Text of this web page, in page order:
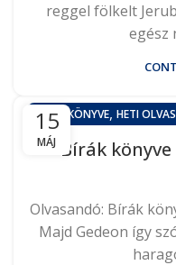
reggel fölkelt
egész
15
MÁJ
BÍRÁK KÖNYVE, HETI
Bírák
Olvasandó: Bírák
Majd Gedeon így